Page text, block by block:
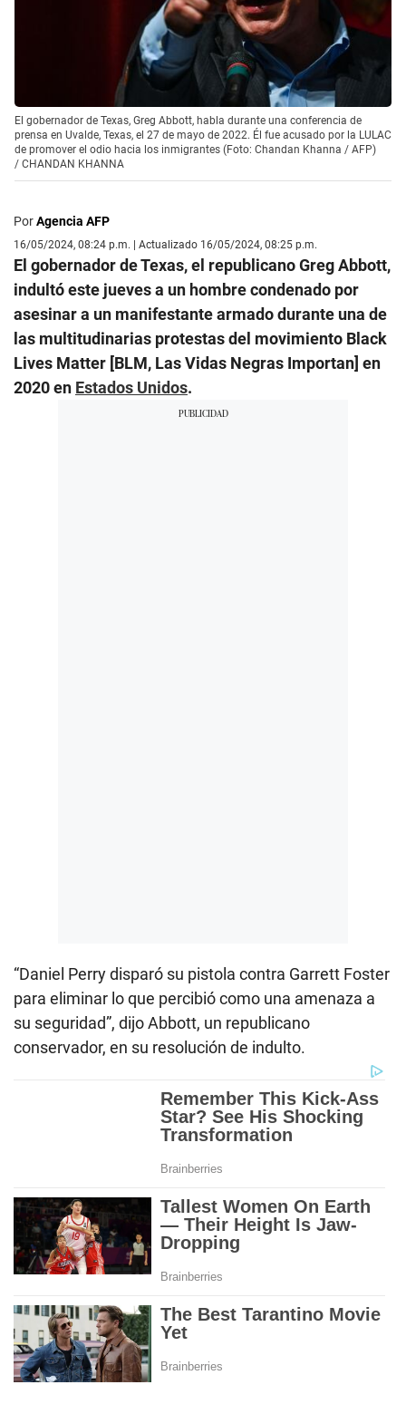
El gobernador de Texas, Greg Abbott, habla durante una conferencia de
prensa en Uvalde, Texas, el 27 de mayo de 2022. Él fue acusado por la LULAC
de promover el odio hacia los inmigrantes (Foto: Chandan Khanna / AFP)
/ CHANDAN KHANNA
PorAgencia AFP
16/05/2024, 08:24 p.m. | Actualizado 16/05/2024, 08:25 p.m.
El gobernador de Texas, el republicano Greg Abbott,
indultó este jueves a un hombre condenado por
asesinar a un manifestante armado durante una de
las multitudinarias protestas del movimiento Black
Lives Matter [BLM, Las Vidas Negras Importan] en
2020 en Estados Unidos.
“Daniel Perry disparó su pistola contra Garrett Foster
para eliminar lo que percibió como una amenaza a
su seguridad”, dijo Abbott, un republicano
conservador, en su resolución de indulto.